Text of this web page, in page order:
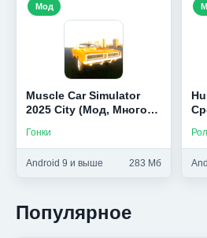
Muscle Car Simulator
2025 City (Мод, Много
Гонки
Android 9 и выше 283 Мб
Мод
Популярное